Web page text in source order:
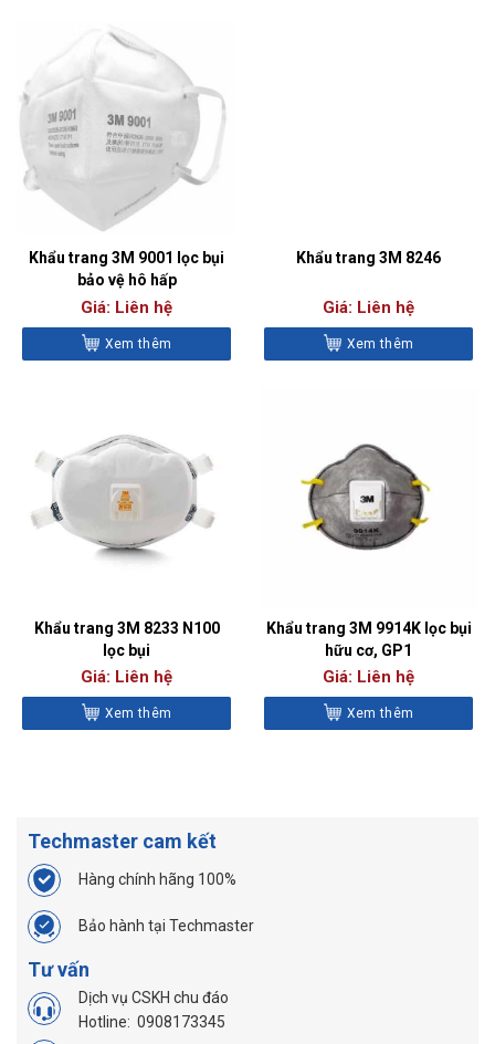
Khẩu trang 3M 9001 lọc bụi
bảo vệ hô hấp
Giá: Liên hệ
Xem thêm
Khẩu trang 3M 8246
Giá: Liên hệ
Xem thêm
Khẩu trang 3M 8233 N100
lọc bụi
Giá: Liên hệ
Xem thêm
Khẩu trang 3M 9914K lọc bụi
hữu cơ, GP1
Giá: Liên hệ
Xem thêm
Techmaster cam kết
Hàng chính hãng 100%
Bảo hành tại Techmaster
Tư vấn
Dịch vụ CSKH chu đáo
Hotline: 0908173345